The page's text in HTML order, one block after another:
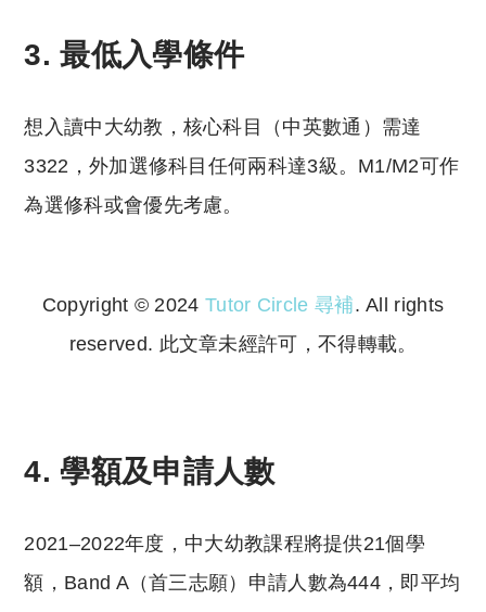
3. 最低入學條件
想入讀中大幼教，核心科目（中英數通）需達
3322，外加選修科目任何兩科達3級。M1/M2可作
為選修科或會優先考慮。
Copyright © 2024 Tutor Circle 尋補. All rights
reserved. 此文章未經許可，不得轉載。
4. 學額及申請人數
2021–2022年度，中大幼教課程將提供21個學
額，Band A（首三志願）申請人數為444，即平均